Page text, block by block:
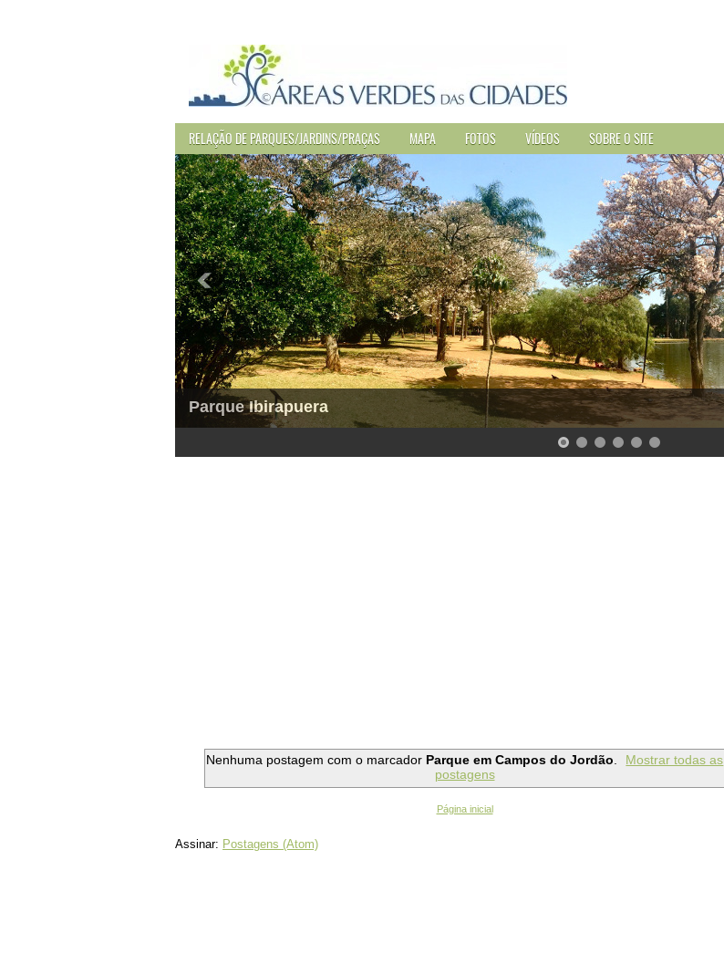
RELAÇÃO DE PARQUES/JARDINS/PRAÇAS MAPA FOTOS VÍDEOS SOBRE O SITE
Parque Ibirapuera
Nenhuma postagem com o marcador Parque em Campos do Jordão.
Mostrar todas as
postagens
Página inicial
Assinar: Postagens (Atom)